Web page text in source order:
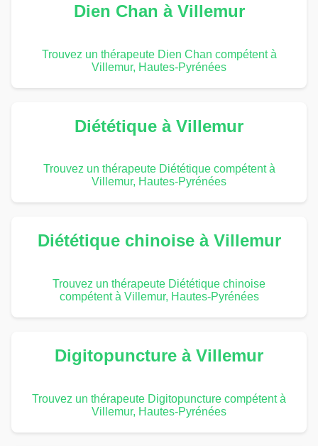
Dien Chan à Villemur
Trouvez un thérapeute Dien Chan compétent à
Villemur, Hautes-Pyrénées
Diététique à Villemur
Trouvez un thérapeute Diététique compétent à
Villemur, Hautes-Pyrénées
Diététique chinoise à Villemur
Trouvez un thérapeute Diététique chinoise
compétent à Villemur, Hautes-Pyrénées
Digitopuncture à Villemur
Trouvez un thérapeute Digitopuncture compétent à
Villemur, Hautes-Pyrénées